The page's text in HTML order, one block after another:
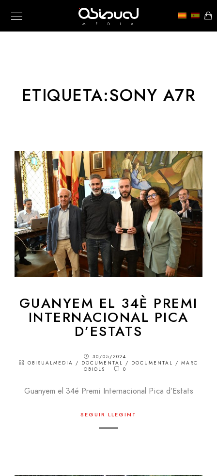
ETIQUETA:SONY A7R
GUANYEM EL 34È PREMI
INTERNACIONAL PICA
D’ESTATS
30/05/2024
OBISUALMEDIA / DOCUMENTAL / DOCUMENTAL / MARC
OBIOLS
0
Guanyem el 34é Premi Internacional Pica d’Estats
SEGUIR LLEGINT